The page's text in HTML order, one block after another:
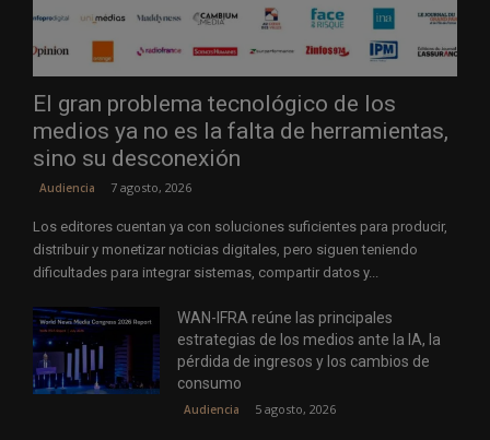
El gran problema tecnológico de los
medios ya no es la falta de herramientas,
sino su desconexión
Audiencia 7 agosto, 2026
Los editores cuentan ya con soluciones suficientes para producir,
distribuir y monetizar noticias digitales, pero siguen teniendo
dificultades para integrar sistemas, compartir datos y...
WAN-IFRA reúne las principales
estrategias de los medios ante la IA, la
pérdida de ingresos y los cambios de
consumo
Audiencia 5 agosto, 2026